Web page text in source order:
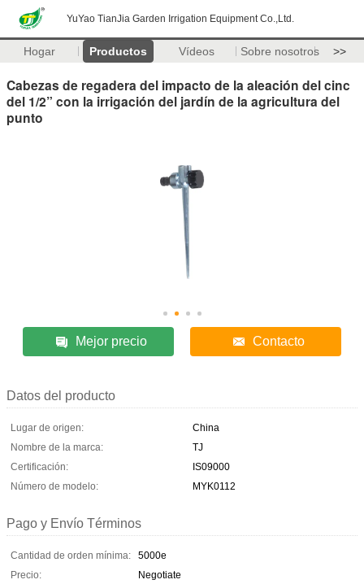
YuYao TianJia Garden Irrigation Equipment Co.,Ltd.
Hogar Productos Vídeos Sobre nosotros >>
Cabezas de regadera del impacto de la aleación del cinc
del 1/2” con la irrigación del jardín de la agricultura del
punto
Mejor precio Contacto
Datos del producto
Lugar de origen:
China
Nombre de la marca:
TJ
Certificación:
IS09000
Número de modelo:
MYK0112
Pago y Envío Términos
Cantidad de orden mínima:
5000e
Precio:
Negotiate